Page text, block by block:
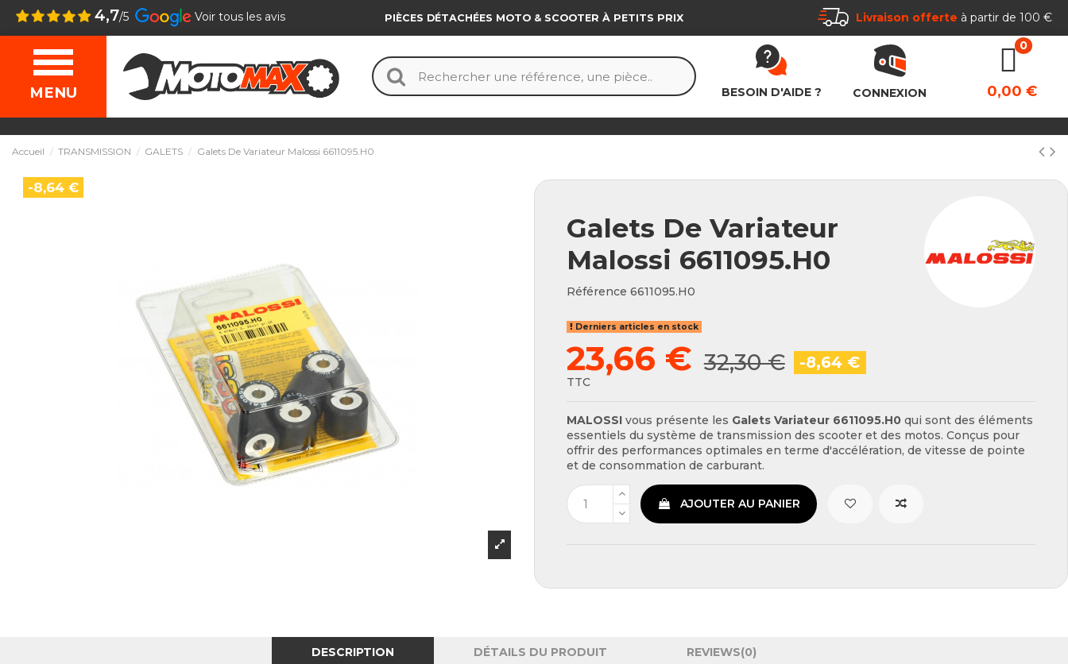
4,7/5 Voir tous les avis PIÈCES DÉTACHÉES MOTO & SCOOTER À PETITS PRIX Livraison offerte à partir de 100 €
MENU BESOIN D'AIDE ? CONNEXION 0,00 €
Accueil TRANSMISSION GALETS Galets De Variateur Malossi 6611095.H0
-8,64 €
Galets De Variateur
Malossi 6611095.H0
Référence 6611095.H0
Derniers articles en stock
23,66 € 32,30 € -8,64 €
TTC
MALOSSI vous présente les Galets Variateur 6611095.H0 qui sont des éléments
essentiels du système de transmission des scooter et des motos. Conçus pour
offrir des performances optimales en terme d'accélération, de vitesse de pointe
et de consommation de carburant.
AJOUTER AU PANIER
DESCRIPTION DÉTAILS DU PRODUIT REVIEWS(0)